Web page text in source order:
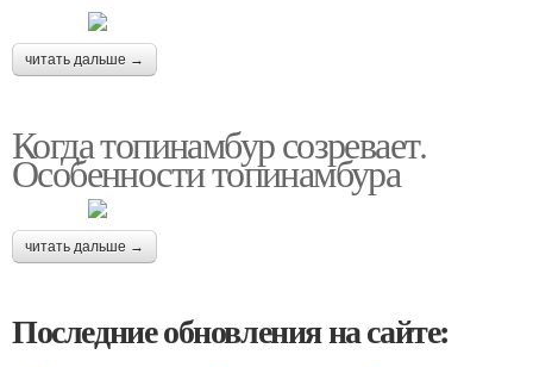
читать дальше →
Когда топинамбур созревает.
Особенности топинамбура
читать дальше →
Последние обновления на сайте: